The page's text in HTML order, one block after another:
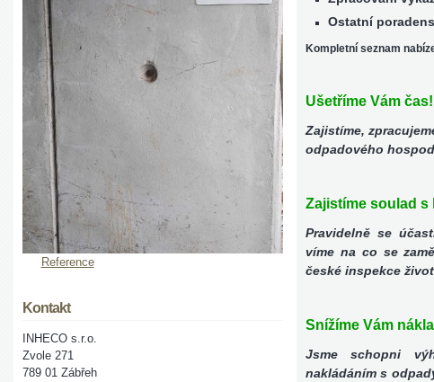
Ostatní
Kompletní seznam
Ušetříme Vám čas!
Zajistíme,
odpadového
Zajistíme soulad s
Pravidelně se
víme na co se
české inspekce
Snížíme Vám
Jsme schopni
nakládáním s
Reference
Kontakt
INHECO s.r.o.
Zvole 271
789 01 Zábřeh